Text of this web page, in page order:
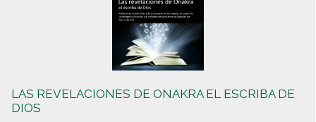
LAS REVELACIONES DE ONAKRA EL ESCRIBA DE
DIOS